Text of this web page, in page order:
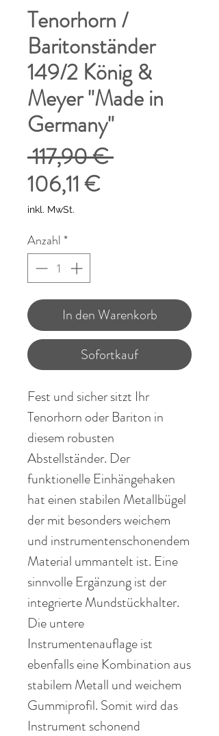
Tenorhorn /
Baritonständer
149/2 König &
Meyer "Made in
Germany"
117,90 € Standardpreis
106,11 €
inkl. MwSt.
Anzahl *
In den Warenkorb
Sofortkauf
Fest und sicher sitzt Ihr
Tenorhorn oder Bariton in
diesem robusten
Abstellständer. Der
funktionelle Einhängehaken
hat einen stabilen Metallbügel
der mit besonders weichem
und instrumentenschonendem
Material ummantelt ist. Eine
sinnvolle Ergänzung ist der
integrierte Mundstückhalter.
Die untere
Instrumentenauflage ist
ebenfalls eine Kombination aus
stabilem Metall und weichem
Gummiprofil. Somit wird das
Instrument schonend